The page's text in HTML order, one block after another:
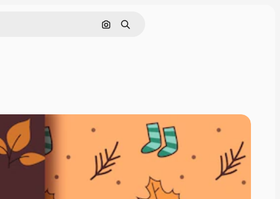
Pesquisar por imagem
Buscar